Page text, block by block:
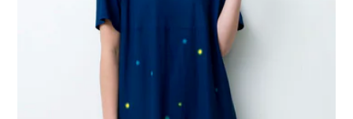
メールニュース登録
お問い合わせ